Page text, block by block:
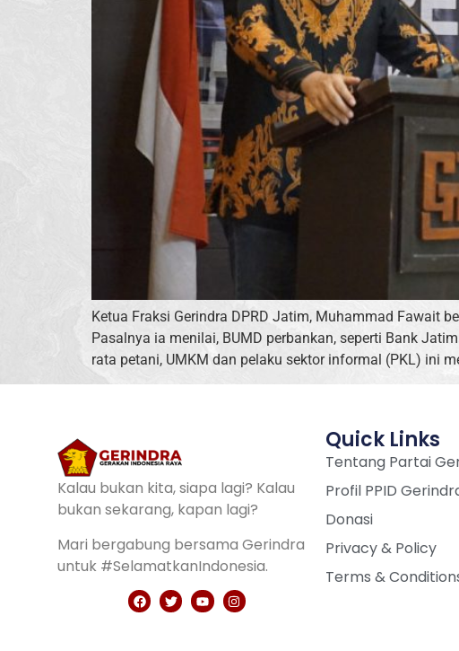
Ketua Fraksi Gerindra DPRD Jatim, Muhammad Fawait
Pasalnya ia menilai, BUMD perbankan, seperti Bank
rata petani, UMKM dan pelaku sektor informal (PKL) ini
Kalau bukan kita, siapa lagi? Kalau
bukan sekarang, kapan lagi?
Mari bergabung bersama Gerindra
untuk #SelamatkanIndonesia.
Quick Links
Tentang Partai
Profil PPID
Donasi
Privacy & Policy
Terms &